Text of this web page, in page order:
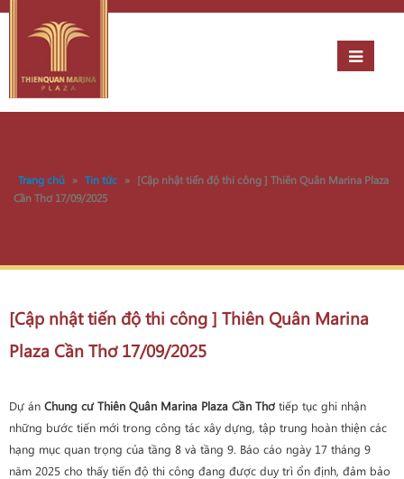
Trang chủ » Tin tức » [Cập nhật tiến độ thi công ] Thiên Quân Marina Plaza
Cần Thơ 17/09/2025
[Cập nhật tiến độ thi công ] Thiên Quân Marina
Plaza Cần Thơ 17/09/2025
Dự án Chung cư Thiên Quân Marina Plaza Cần Thơ tiếp tục ghi nhận
những bước tiến mới trong công tác xây dựng, tập trung hoàn thiện các
hạng mục quan trọng của tầng 8 và tầng 9. Báo cáo ngày 17 tháng 9
năm 2025 cho thấy tiến độ thi công đang được duy trì ổn định, đảm bảo